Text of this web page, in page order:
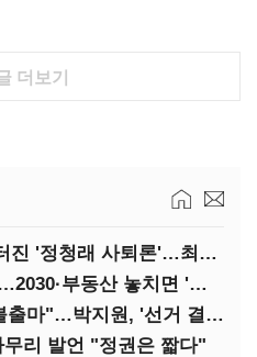
더보기
"당권은 짧다" 광주서 터진 '정청래 사퇴론'…최고위 '아수라장'
서울시장 선거의 '경고'…2030·부동산 놓치면 '총선도 대선도' 패배
"지도부 사퇴, 정청래 불출마"…박지원, '선거 결과 책임' 강조
리 발언 "정권은 짧다"